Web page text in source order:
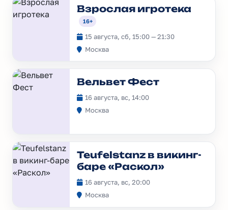
Взрослая игротека
16+
15 августа, сб, 15:00 — 21:30
Москва
Вельвет Фест
16 августа, вс, 14:00
Москва
Teufelstanz в викинг-
баре «Раскол»
16 августа, вс, 20:00
Москва